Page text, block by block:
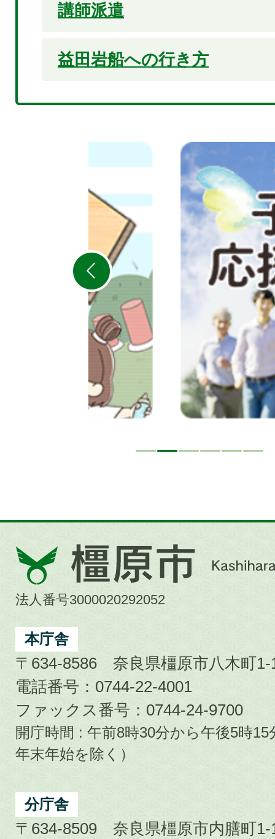
講師派遣
益田岩船への行き方
目
ス
ラ
イ
ド
橿
原
市
City
法人番号3000020292052
本庁舎
〒634-8586 奈良県橿原市八木町1-
電話番号：0744-22-4001
ファックス番号：0744-24-9700
開庁時間 : 午前8時30分から午後5時
年末年始を除く）
分庁舎
〒634-8509 奈良県橿原市内膳町1-